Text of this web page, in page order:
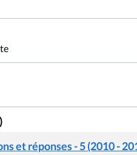
et réponses - 5 (2010 -